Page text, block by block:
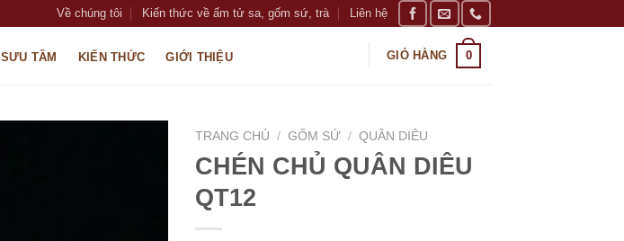
Về chúng tôi Kiến thức về ấm tử sa, gốm sứ, trà Liên hệ
SƯU TẦM KIẾN THỨC GIỚI THIỆU GIỎ HÀNG 0
TRANG CHỦ / GỐM SỨ / QUÂN DIÊU
CHÉN CHỦ QUÂN DIÊU
QT12